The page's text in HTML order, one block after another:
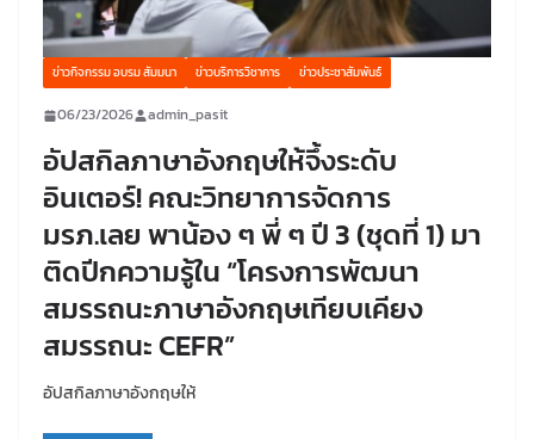
ข่าวกิจกรรม อบรม สัมมนา ข่าวบริการวิชาการ ข่าวประชาสัมพันธ์
06/23/2026 admin_pasit
อัปสกิลภาษาอังกฤษให้จึ้งระดับ
อินเตอร์! คณะวิทยาการจัดการ
มรภ.เลย พาน้อง ๆ พี่ ๆ ปี 3 (ชุดที่ 1) มา
ติดปีกความรู้ใน “โครงการพัฒนา
สมรรถนะภาษาอังกฤษเทียบเคียง
สมรรถนะ CEFR”
อัปสกิลภาษาอังกฤษให้